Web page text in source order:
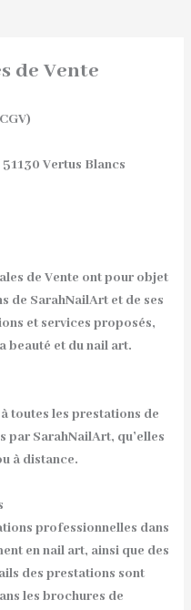
de Vente
Vertus Blancs
de Vente ont pour objet
de SarahNailArt et de ses
et services proposés,
beauté et du nail art.
toutes les prestations de
par SarahNailArt, qu’elles
à distance.
professionnelles dans
en nail art, ainsi que des
des prestations sont
les brochures de